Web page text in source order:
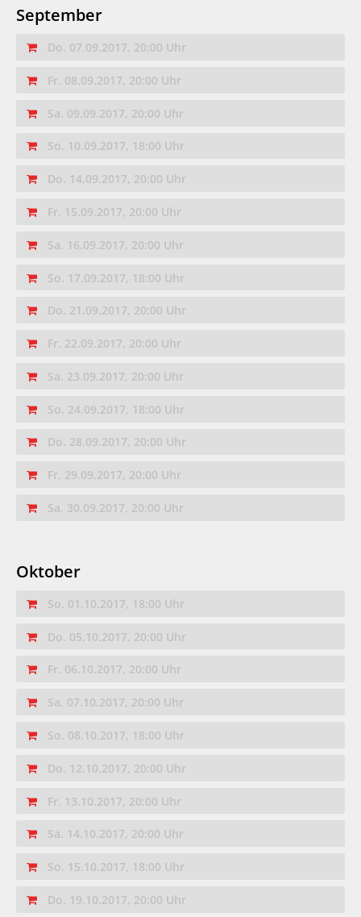
September
Do. 07.09.2017, 20:00 Uhr
Fr. 08.09.2017, 20:00 Uhr
Sa. 09.09.2017, 20:00 Uhr
So. 10.09.2017, 18:00 Uhr
Do. 14.09.2017, 20:00 Uhr
Fr. 15.09.2017, 20:00 Uhr
Sa. 16.09.2017, 20:00 Uhr
So. 17.09.2017, 18:00 Uhr
Do. 21.09.2017, 20:00 Uhr
Fr. 22.09.2017, 20:00 Uhr
Sa. 23.09.2017, 20:00 Uhr
So. 24.09.2017, 18:00 Uhr
Do. 28.09.2017, 20:00 Uhr
Fr. 29.09.2017, 20:00 Uhr
Sa. 30.09.2017, 20:00 Uhr
Oktober
So. 01.10.2017, 18:00 Uhr
Do. 05.10.2017, 20:00 Uhr
Fr. 06.10.2017, 20:00 Uhr
Sa. 07.10.2017, 20:00 Uhr
So. 08.10.2017, 18:00 Uhr
Do. 12.10.2017, 20:00 Uhr
Fr. 13.10.2017, 20:00 Uhr
Sa. 14.10.2017, 20:00 Uhr
So. 15.10.2017, 18:00 Uhr
Do. 19.10.2017, 20:00 Uhr